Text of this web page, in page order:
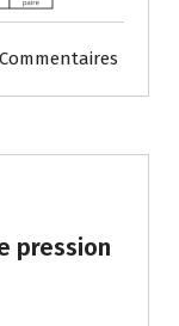
pression